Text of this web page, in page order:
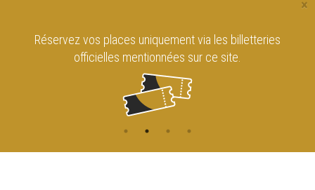
×
Réservez vos places uniquement via les billetteries
officielles mentionnées sur ce site.